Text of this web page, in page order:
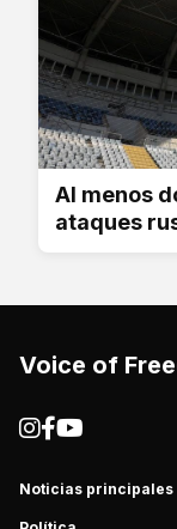
Al menos
ataques
Voice of
Noticias principales